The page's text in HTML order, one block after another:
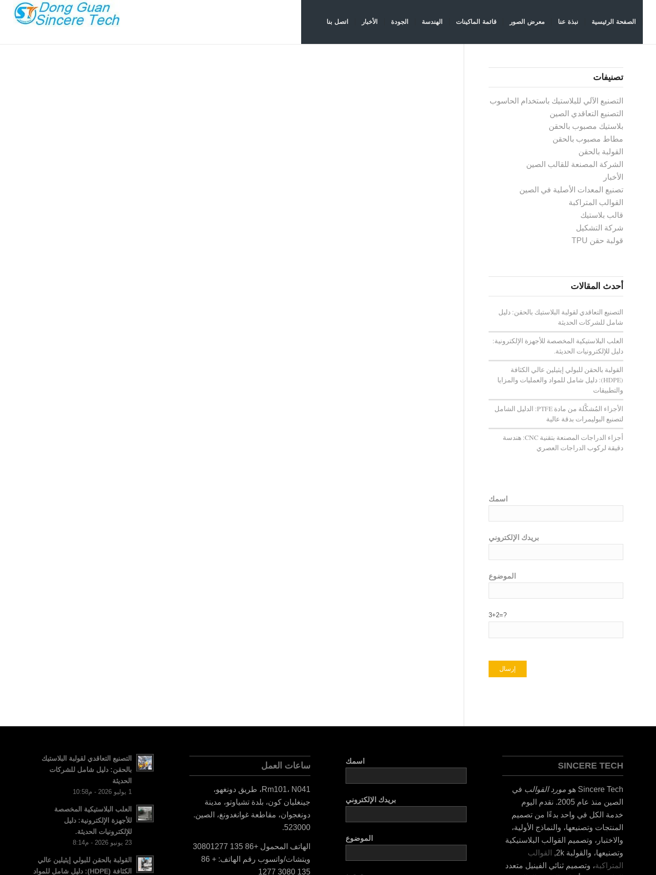
الصفحة الرئيسية نبذة عنا معرض الصور قائمة الماكينات الهندسة الجودة الأخبار اتصل بنا
تصنيفات
التصنيع الآلي للبلاستيك باستخدام الحاسوب
التصنيع التعاقدي الصين
بلاستيك مصبوب بالحقن
مطاط مصبوب بالحقن
القولبة بالحقن
الشركة المصنعة للقالب الصين
الأخبار
تصنيع المعدات الأصلية في الصين
القوالب المتراكبة
قالب بلاستيك
شركة التشكيل
قولبة حقن TPU
أحدث المقالات
التصنيع التعاقدي لقولبة البلاستيك بالحقن: دليل
شامل للشركات الحديثة
العلب البلاستيكية المخصصة للأجهزة الإلكترونية:
دليل للإلكترونيات الحديثة.
القولبة بالحقن للبولي إيثيلين عالي الكثافة
(HDPE): دليل شامل للمواد والعمليات والمزايا
والتطبيقات
الأجزاء المُشكَّلة من مادة PTFE: الدليل الشامل
لتصنيع البوليمرات بدقة عالية
أجزاء الدراجات المصنعة بتقنية CNC: هندسة
دقيقة لركوب الدراجات العصري
اسمك
بريدك الإلكتروني
الموضوع
3+2=?
SINCERE TECH
Sincere Tech هو مورد القوالب في
الصين منذ عام 2005. نقدم اليوم
خدمة الكل في واحد بدءًا من تصميم
المنتجات وتصنيعها، والنماذج الأولية،
والاختبار، وتصميم القوالب البلاستيكية
وتصنيعها، والقولبة 2k,
القوالب
المتراكبة، وتصميم ثنائي الفينيل متعدد
اسمك
بريدك الإلكتروني
الموضوع
ساعات العمل
Rm101، N041، طريق دونغهو،
جينغليان كون، بلدة تشياوتو، مدينة
دونغجوان، مقاطعة غوانغدونغ، الصين.
523000.
الهاتف المحمول +86 135 30801277
ويتشات/واتسوب رقم الهاتف: + 86
135 3080 1277
التصنيع التعاقدي لقولبة البلاستيك
بالحقن: دليل شامل للشركات
الحديثة
1 يوليو 2026 - م10:58
العلب البلاستيكية المخصصة
للأجهزة الإلكترونية: دليل
للإلكترونيات الحديثة.
23 يونيو 2026 - م8:14
القولبة بالحقن للبولي إيثيلين عالي
الكثافة (HDPE): دليل شامل للمواد
KO
PT
CS
DA
FI
NB
SV